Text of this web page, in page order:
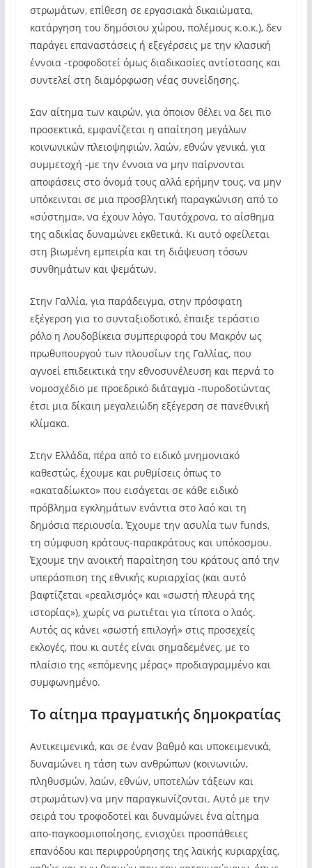
στρωμάτων, επίθεση σε εργασιακά δικαιώματα,
κατάργηση του δημόσιου χώρου, πολέμους κ.ο.κ.), δεν
παράγει επαναστάσεις ή εξεγέρσεις με την κλασική
έννοια -τροφοδοτεί όμως διαδικασίες αντίστασης και
συντελεί στη διαμόρφωση νέας συνείδησης.
Σαν αίτημα των καιρών, για όποιον θέλει να δει πιο
προσεκτικά, εμφανίζεται η απαίτηση μεγάλων
κοινωνικών πλειοψηφιών, λαών, εθνών γενικά, για
συμμετοχή -με την έννοια να μην παίρνονται
αποφάσεις στο όνομά τους αλλά ερήμην τους, να μην
υπόκεινται σε μια προσβλητική παραγκώνιση από το
«σύστημα», να έχουν λόγο. Ταυτόχρονα, το αίσθημα
της αδικίας δυναμώνει εκθετικά. Κι αυτό οφείλεται
στη βιωμένη εμπειρία και τη διάψευση τόσων
συνθημάτων και ψεμάτων.
Στην Γαλλία, για παράδειγμα, στην πρόσφατη
εξέγερση για το συνταξιοδοτικό, έπαιξε τεράστιο
ρόλο η Λουδοβίκεια συμπεριφορά του Μακρόν ως
πρωθυπουργού των πλουσίων της Γαλλίας, που
αγνοεί επιδεικτικά την εθνοσυνέλευση και περνά το
νομοσχέδιο με προεδρικό διάταγμα -πυροδοτώντας
έτσι μια δίκαιη μεγαλειώδη εξέγερση σε πανεθνική
κλίμακα.
Στην Ελλάδα, πέρα από το ειδικό μνημονιακό
καθεστώς, έχουμε και ρυθμίσεις όπως το
«ακαταδίωκτο» που εισάγεται σε κάθε ειδικό
πρόβλημα εγκλημάτων ενάντια στο λαό και τη
δημόσια περιουσία. Έχουμε την ασυλία των funds,
τη σύμφυση κράτους-παρακράτους και υπόκοσμου.
Έχουμε την ανοικτή παραίτηση του κράτους από την
υπεράσπιση της εθνικής κυριαρχίας (και αυτό
βαφτίζεται «ρεαλισμός» και «σωστή πλευρά της
ιστορίας»), χωρίς να ρωτιέται για τίποτα ο λαός.
Αυτός ας κάνει «σωστή επιλογή» στις προσεχείς
εκλογές, που κι αυτές είναι σημαδεμένες, με το
πλαίσιο της «επόμενης μέρας» προδιαγραμμένο και
συμφωνημένο.
Το αίτημα πραγματικής δημοκρατίας
Αντικειμενικά, και σε έναν βαθμό και υποκειμενικά,
δυναμώνει η τάση των ανθρώπων (κοινωνιών,
πληθυσμών, λαών, εθνών, υποτελών τάξεων και
στρωμάτων) να μην παραγκωνίζονται. Αυτό με την
σειρά του τροφοδοτεί και δυναμώνει ένα αίτημα
απο-παγκοσμιοποίησης, ενισχύει προσπάθειες
επανόδου και περιφρούρησης της λαϊκής κυριαρχίας,